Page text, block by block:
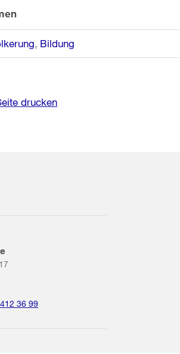
Bildung
drucken
36 99